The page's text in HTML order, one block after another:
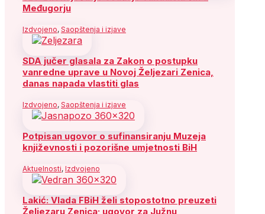
Međugorju
Izdvojeno, Saopštenja i izjave
SDA jučer glasala za Zakon o postupku
vanredne uprave u Novoj Željezari Zenica,
danas napada vlastiti glas
Izdvojeno, Saopštenja i izjave
Potpisan ugovor o sufinansiranju Muzeja
književnosti i pozorišne umjetnosti BiH
Aktuelnosti, Izdvojeno
Lakić: Vlada FBiH želi stopostotno preuzeti
Željezaru Zenica; ugovor za Južnu